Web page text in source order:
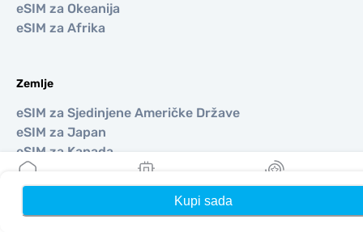
Kupi sada
eSIM za Okeanija
eSIM za Afrika
Zemlje
eSIM za Sjedinjene Američke Države
eSIM za Japan
eSIM za Kanada
eSIM za Španija
eSIM za Italija
eSIM za Ujedinjeno Kraljevstvo
Moji eSIM-ovi